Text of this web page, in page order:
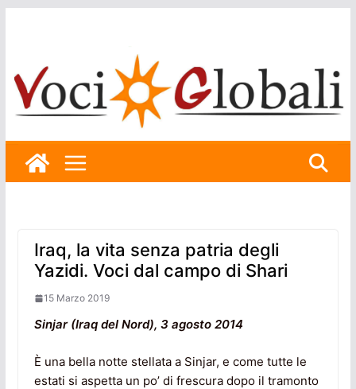
Iraq, la vita senza patria degli
Yazidi. Voci dal campo di Shari
15 Marzo 2019
Sinjar (Iraq del Nord), 3 agosto 2014
È una bella notte stellata a Sinjar, e come tutte le
estati si aspetta un po’ di frescura dopo il tramonto